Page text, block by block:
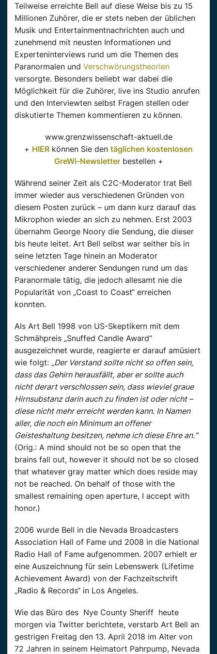
Teilweise erreichte Bell auf diese Weise bis zu 15
Millionen Zuhörer, die er stets neben der üblichen
Musik und Entertainmentnachrichten auch und
zunehmend mit neusten Informationen und
Experteninterviews rund um die Themen des
Paranormalen und Verschwörungstheorien
versorgte. Besonders beliebt war dabei die
Möglichkeit für die Zuhörer, live ins Studio anrufen
und den Interviewten selbst Fragen stellen oder
diskutierte Themen kommentieren zu können.
www.grenzwissenschaft-aktuell.de
+ HIER können Sie den täglichen kostenlosen
GreWi-Newsletterbestellen +
Während seiner Zeit als C2C-Moderator trat Bell
immer wieder aus verschiedenen Gründen von
diesem Posten zurück – um dann kurz darauf das
Mikrophon wieder an sich zu nehmen. Erst 2003
übernahm George Noory die Sendung, die dieser
bis heute leitet. Art Bell selbst war seither bis in
seine letzten Tage hinein an Moderator
verschiedener anderer Sendungen rund um das
Paranormale tätig, die jedoch allesamt nie die
Popularität von „Coast to Coast“ erreichen
konnten.
Als Art Bell 1998 von US-Skeptikern mit dem
Schmähpreis „Snuffed Candle Award“
ausgezeichnet wurde, reagierte er darauf amüsiert
wie folgt: „Der Verstand sollte nicht so offen sein,
dass das Gehirn herausfällt, aber er sollte auch
nicht derart verschlossen sein, dass wieviel graue
Hirnsubstanz darin auch zu finden ist oder nicht –
diese nicht mehr erreicht werden kann. In Namen
aller, die noch ein Minimum an offener
Geisteshaltung besitzen, nehme ich diese Ehre an.“
(Orig.: A mind should not be so open that the
brains fall out, however it should not be so closed
that whatever gray matter which does reside may
not be reached. On behalf of those with the
smallest remaining open aperture, I accept with
honor.)
2006 wurde Bell in die Nevada Broadcasters
Association Hall of Fame und 2008 in die National
Radio Hall of Fame aufgenommen. 2007 erhielt er
eine Auszeichnung für sein Lebenswerk (Lifetime
Achievement Award) von der Fachzeitschrift
„Radio & Records“ in Los Angeles.
Wie das Büro des Nye County Sheriff‏ heute
morgen via Twitter berichtete, verstarb Art Bell an
gestrigen Freitag den 13. April 2018 im Alter von
72 Jahren in seinem Heimatort Pahrpump, Nevada